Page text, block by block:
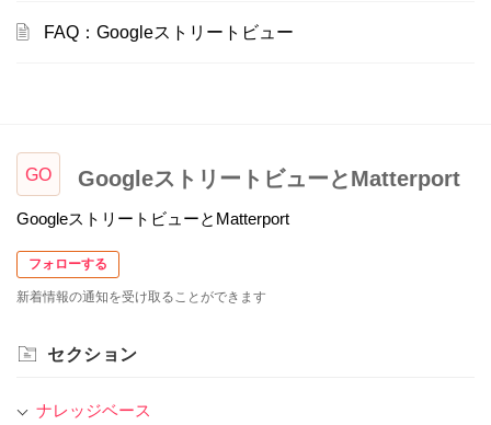
FAQ：Googleストリートビュー
GO GoogleストリートビューとMatterport
GoogleストリートビューとMatterport
フォローする
新着情報の通知を受け取ることができます
セクション
ナレッジベース